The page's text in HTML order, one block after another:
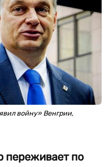
войну» Венгрии,
переживает по